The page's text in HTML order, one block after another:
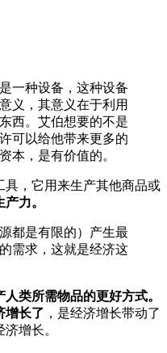
一种设备，这种设备
义，其意义在于利用
西。艾伯想要的不是
可以给他带来更多的
本，是有价值的。
具，它用来生产其他商品或
力。
都是有限的）产生最
需求，这就是经济这
类所需物品的更好方式。
增长了 ，是经济增长带动了
增长。